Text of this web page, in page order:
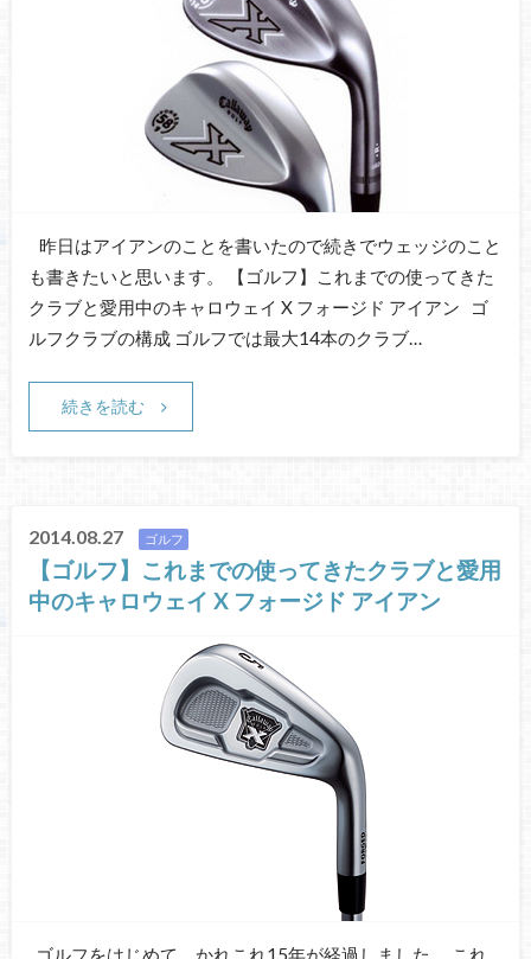
昨日はアイアンのことを書いたので続きでウェッジのこと
も書きたいと思います。 【ゴルフ】これまでの使ってきた
クラブと愛用中のキャロウェイ X フォージド アイアン ゴ
ルフクラブの構成 ゴルフでは最大14本のクラブ…
続きを読む
2014.08.27 ゴルフ
【ゴルフ】これまでの使ってきたクラブと愛用
中のキャロウェイ X フォージド アイアン
ゴルフをはじめて、かれこれ15年が経過しました。 これ